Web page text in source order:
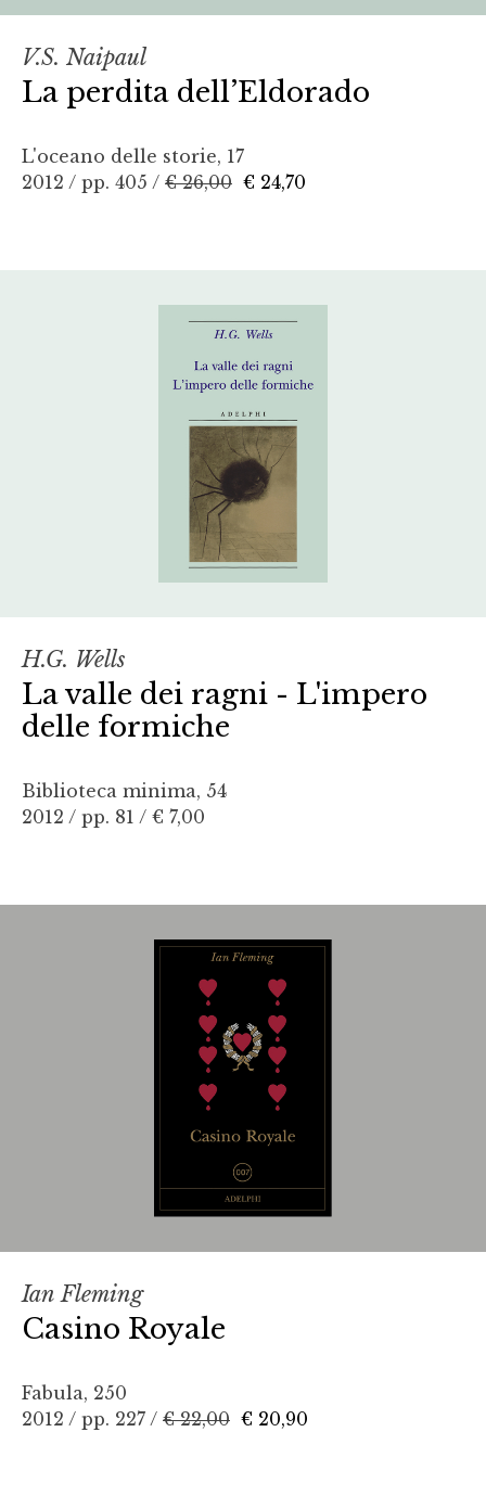
V.S. Naipaul
La perdita dell’Eldorado
L'oceano delle storie, 17
2012 / pp. 405 / € 26,00 € 24,70
H.G. Wells
La valle dei ragni - L'impero
delle formiche
Biblioteca minima, 54
2012 / pp. 81 / € 7,00
Ian Fleming
Casino Royale
Fabula, 250
2012 / pp. 227 / € 22,00 € 20,90